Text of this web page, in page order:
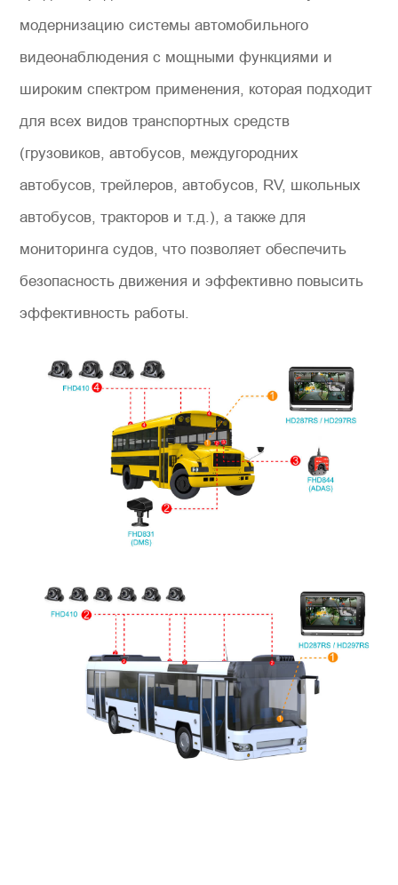
модернизацию системы автомобильного
видеонаблюдения с мощными функциями и
широким спектром применения, которая подходит
для всех видов транспортных средств
(грузовиков, автобусов, междугородних
автобусов, трейлеров, автобусов, RV, школьных
автобусов, тракторов и т.д.), а также для
мониторинга судов, что позволяет обеспечить
безопасность движения и эффективно повысить
эффективность работы.